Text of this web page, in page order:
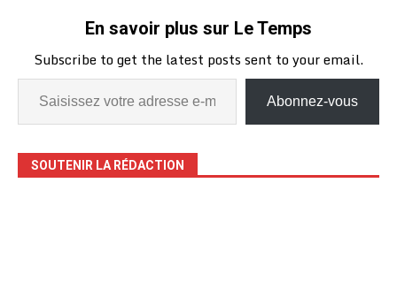
En savoir plus sur Le Temps
Subscribe to get the latest posts sent to your email.
Abonnez-vous
SOUTENIR LA RÉDACTION